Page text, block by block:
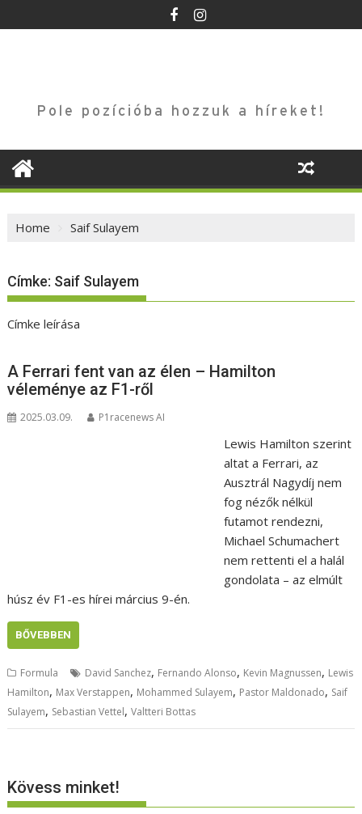
to
Pole pozícióba hozzuk a híreket!
Home Saif Sulayem
Címke: Saif Sulayem
Címke leírása
A Ferrari fent van az élen – Hamilton
véleménye az F1-ről
2025.03.09. P1racenews AI
Lewis Hamilton szerint
altat a Ferrari, az
Ausztrál Nagydíj nem
fog nézők nélkül
futamot rendezni,
Michael Schumachert
nem rettenti el a halál
gondolata – az elmúlt
húsz év F1-es hírei március 9-én.
BŐVEBBEN
Formula David Sanchez, Fernando Alonso, Kevin Magnussen, Lewis
Hamilton, Max Verstappen, Mohammed Sulayem, Pastor Maldonado, Saif
Sulayem, Sebastian Vettel,Valtteri Bottas
Kövess minket!